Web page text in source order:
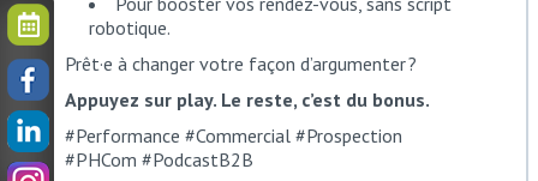
robotique.
Prêt·e à changer votre façon d’argumenter ?
Appuyez sur play. Le reste, c’est du bonus.
#Performance #Commercial #Prospection
#PHCom #PodcastB2B